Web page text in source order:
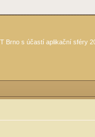
Brno s účastí aplikační sféry